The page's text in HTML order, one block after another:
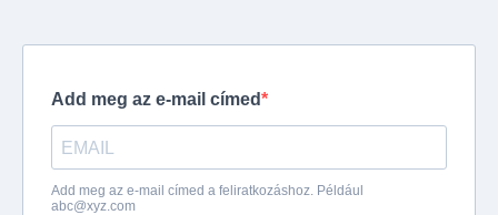
Add meg az e-mail címed
Add meg az e-mail címed a feliratkozáshoz. Például
abc@xyz.com